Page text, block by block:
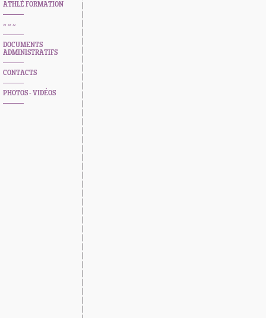
ATHLÉ FORMATION
~ ~ ~
DOCUMENTS
ADMINISTRATIFS
CONTACTS
PHOTOS - VIDÉOS